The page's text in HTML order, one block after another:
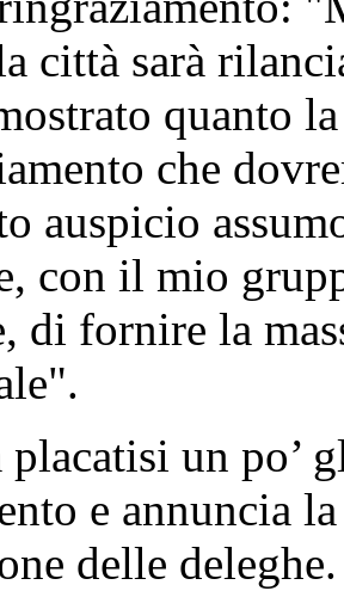
città sarà
quanto
che
auspicio
con il mio
di fornire la
un po’
e annuncia
delle deleghe.